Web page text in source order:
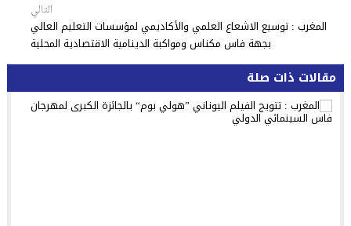
التالي
المغرب : توسيع الاشعاع العلمي والأكاديمي لمؤسسات التعليم العالي
بجهة فاس مكناس ومواكبة الدينامية الاقتصادية المحلية
مقالات ذات صلة